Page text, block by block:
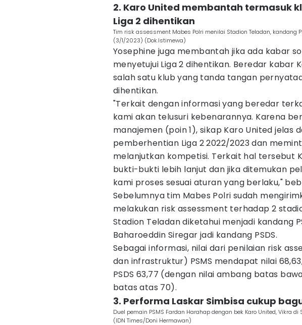
2. Karo United membantah termasuk
Liga 2 dihentikan
Tim risk assessment Mabes Polri menilai Stadion Teladan, kandang
(3/1/2023) (Dok.Istimewa)
Yosephine juga membantah jika ada kabar
menyetujui Liga 2 dihentikan. Beredar kabar
salah satu klub yang tanda tangan
dihentikan.
"Terkait dengan informasi yang beredar
kami akan telusuri kebenarannya. Karena
manajemen (poin 1), sikap Karo United jelas
pemberhentian Liga 2 2022/2023 dan
melanjutkan kompetisi. Terkait hal tersebut
bukti-bukti lebih lanjut dan jika ditemukan
kami proses sesuai aturan yang berlaku,"
Sebelumnya tim Mabes Polri sudah
melakukan risk assessment terhadap 2
Stadion Teladan diketahui menjadi kandang
Baharoeddin Siregar jadi kandang PSDS.
Sebagai informasi, nilai dari penilaian risk
dan infrastruktur) PSMS mendapat nilai
PSDS 63,77 (dengan nilai ambang batas
batas atas 70).
3. Performa Laskar Simbisa cukup
Duel pemain PSMS Fardan Harahap dengan bek Karo United, Vikra
(IDN Times/Doni Hermawan)